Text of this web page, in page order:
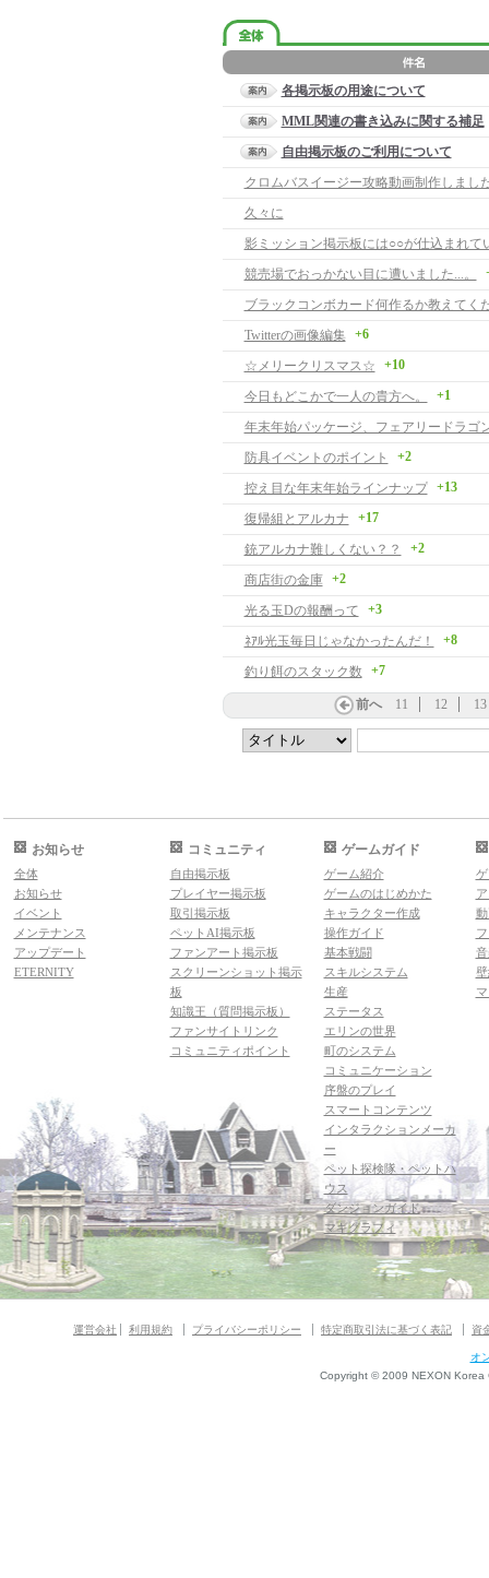
各掲示板の用途について
MML関連の書き込みに関する補足
自由掲示板のご利用について
クロムバスイージー攻略動画制作しまし
久々に
影ミッション掲示板には○○が仕込まれて
競売場でおっかない目に遭いました...。
ブラックコンボカード何作るか教えてく
Twitterの画像編集
+6
☆メリークリスマス☆ +10
今日もどこかで一人の貴方へ。 +1
年末年始パッケージ、フェアリードラゴ
防具イベントのポイント
+2
控え目な年末年始ラインナップ +13
復帰組とアルカナ +17
銃アルカナ難しくない？？ +2
商店街の金庫 +2
光る玉Dの報酬って +3
ﾈｱﾙ光玉毎日じゃなかったんだ！ +8
釣り餌のスタック数 +7
前へ 11 12 13
お知らせ
全体
お知らせ
イベント
メンテナンス
アップデート
ETERNITY
コミュニティ
自由掲示板
プレイヤー掲示板
取引掲示板
ペットAI掲示板
ファンアート掲示板
スクリーンショット掲示
板
知識王（質問掲示板）
ファンサイトリンク
コミュニティポイント
ゲームガイド
ゲーム紹介
ゲームのはじめかた
キャラクター作成
操作ガイド
基本戦闘
スキルシステム
生産
ステータス
エリンの世界
町のシステム
コミュニケーション
序盤のプレイ
スマートコンテンツ
インタラクションメーカ
ー
ペット探検隊・ペットハ
ウス
ダンジョンガイド
マギグラフィ
運営会社 利用規約 プライバシーポリシー 特定商取引法に基づく表記 資
オ
Copyright © 2009 NEXON Korea